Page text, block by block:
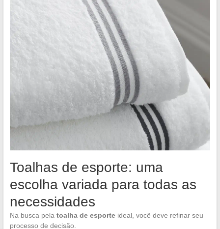
Toalhas de esporte: uma
escolha variada para todas as
necessidades
Na busca pela toalha de esporteideal, você deve refinar seu
processo de decisão.